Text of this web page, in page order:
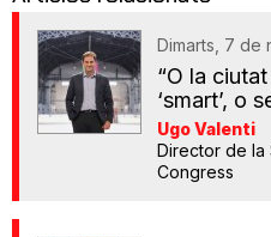
Dimarts, 7 de
“O la
‘smart’, o
Ugo Valenti
Director de la
Congress